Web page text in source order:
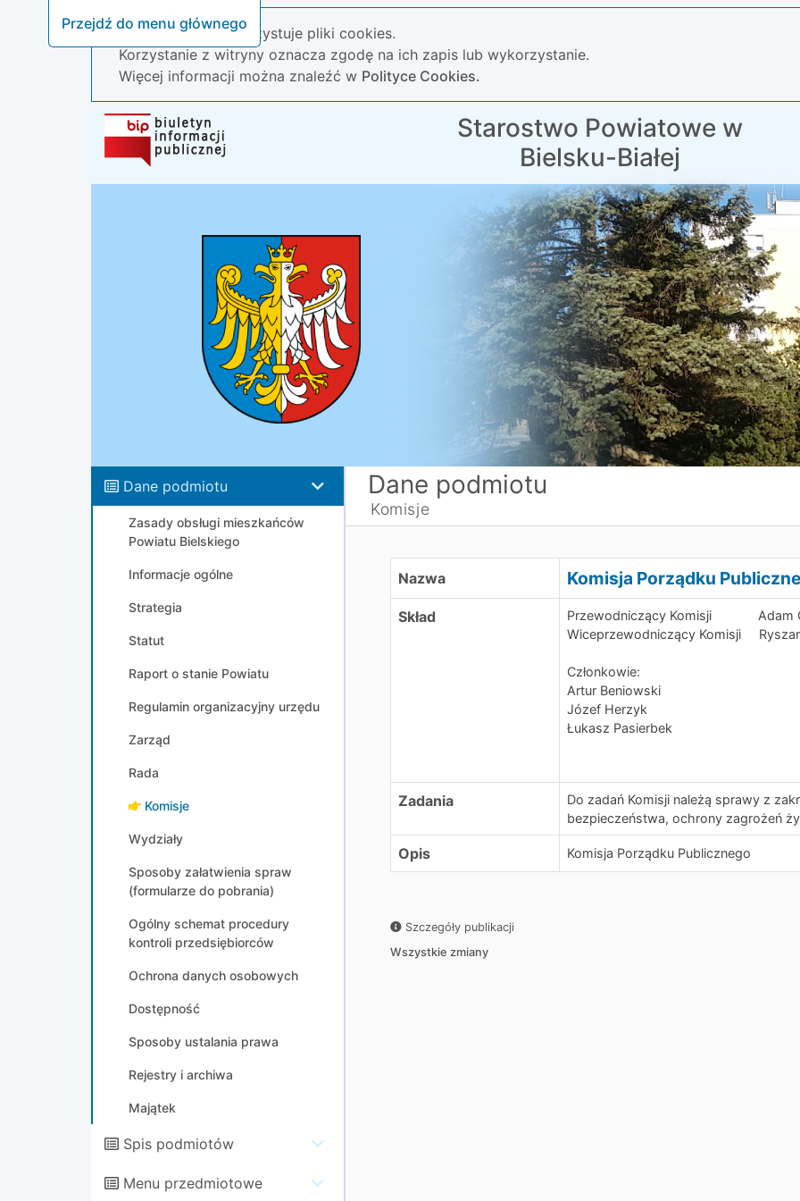
Przejdź do menu głównego
Nasza strona wykorzystuje pliki cookies.
Korzystanie z witryny oznacza zgodę na ich zapis lub wykorzystanie.
Więcej informacji można znaleźć w Polityce Cookies.
Starostwo Powiatowe w
Bielsku-Białej
Dane podmiotu
Zasady obsługi mieszkańców
Powiatu Bielskiego
Informacje ogólne
Strategia
Statut
Raport o stanie Powiatu
Regulamin organizacyjny urzędu
Zarząd
Rada
Komisje
Wydziały
Sposoby załatwienia spraw
(formularze do pobrania)
Ogólny schemat procedury
kontroli przedsiębiorców
Ochrona danych osobowych
Dostępność
Sposoby ustalania prawa
Rejestry i archiwa
Majątek
Spis podmiotów
Menu przedmiotowe
Dane podmiotu
Komisje
Komisja Porządku Publicznego
Nazwa Komisja Porządku
Skład
Przewodniczący Komisji Adam
Wiceprzewodniczący Komisji
Członkowie:
Artur Beniowski
Józef Herzyk
Łukasz Pasierbek
Zadania
Do zadań Komisji należą sprawy z
bezpieczeństwa, ochrony zagrożeń
Opis Komisja Porządku Publicznego
Szczegóły publikacji
Wszystkie zmiany